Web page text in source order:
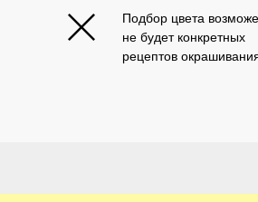
Подбор цвета
не будет конкретных
рецептов